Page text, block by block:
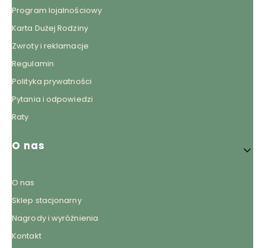
Program lojalnościowy
Karta Dużej Rodziny
Zwroty i reklamacje
Regulamin
Polityka prywatności
Pytania i odpowiedzi
Raty
O nas
O nas
Sklep stacjonarny
Nagrody i wyróżnienia
Kontakt